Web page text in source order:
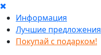
Информация
Лучшие предложения
Покупай с подарком!